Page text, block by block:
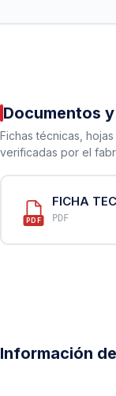
Documentos
Fichas técnicas,
verificadas por el
PDF
FICHA
PDF
Información